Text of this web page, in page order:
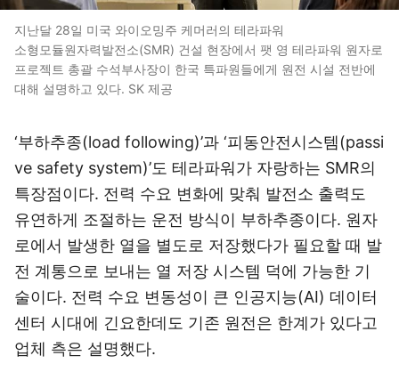
지난달 28일 미국 와이오밍주 케머러의 테라파워
소형모듈원자력발전소(SMR) 건설 현장에서 팻 영 테라파워 원자로
프로젝트 총괄 수석부사장이 한국 특파원들에게 원전 시설 전반에
대해 설명하고 있다. SK 제공
‘부하추종(load following)’과 ‘피동안전시스템(passi
ve safety system)’도 테라파워가 자랑하는 SMR의
특장점이다. 전력 수요 변화에 맞춰 발전소 출력도
유연하게 조절하는 운전 방식이 부하추종이다. 원자
로에서 발생한 열을 별도로 저장했다가 필요할 때 발
전 계통으로 보내는 열 저장 시스템 덕에 가능한 기
술이다. 전력 수요 변동성이 큰 인공지능(AI) 데이터
센터 시대에 긴요한데도 기존 원전은 한계가 있다고
업체 측은 설명했다.